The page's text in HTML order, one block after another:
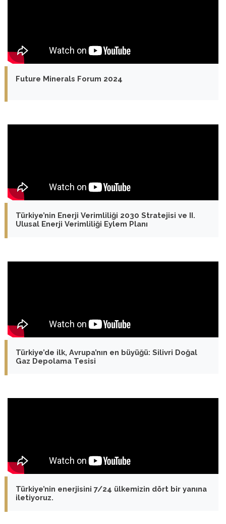
Future Minerals Forum 2024
Türkiye’nin Enerji Verimliliği 2030 Stratejisi ve II.
Ulusal Enerji Verimliliği Eylem Planı
Türkiye’de ilk, Avrupa’nın en büyüğü: Silivri Doğal
Gaz Depolama Tesisi
Türkiye’nin enerjisini 7/24 ülkemizin dört bir yanına
iletiyoruz.